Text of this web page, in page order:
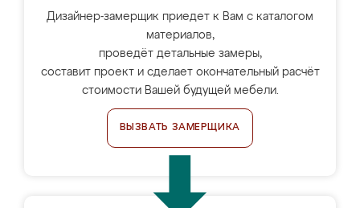
Дизайнер-замерщик приедет к Вам с каталогом
материалов,
проведёт детальные замеры,
составит проект и сделает окончательный расчёт
стоимости Вашей будущей мебели.
ВЫЗВАТЬ ЗАМЕРЩИКА